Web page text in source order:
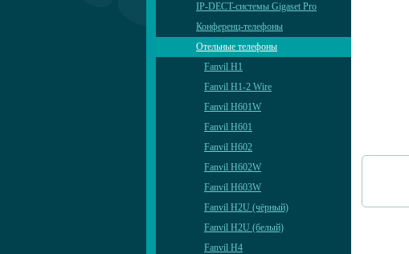
IP-DECT-системы Gigaset Pro
Конференц-телефоны
Отельные телефоны
Fanvil H1
Fanvil H1-2 Wire
Fanvil H601W
Fanvil H601
Fanvil H602
Fanvil H602W
Fanvil H603W
Fanvil H2U (чёрный)
Fanvil H2U (белый)
Fanvil H4